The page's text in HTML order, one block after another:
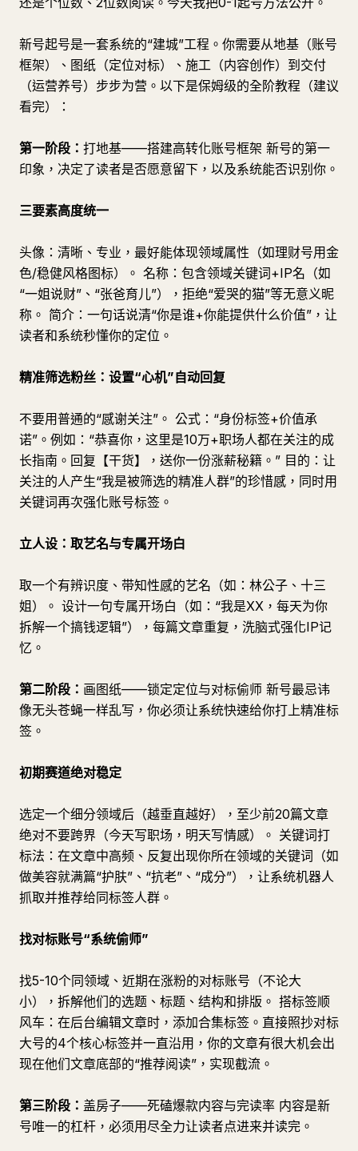
新号起号是一套系统的“建城”工程。你需要从地基（账号
框架）、图纸（定位对标）、施工（内容创作）到交付
（运营养号）步步为营。以下是保姆级的全阶教程（建议
看完）：
第一阶段： 打地基——搭建高转化账号框架 新号的第一
印象，决定了读者是否愿意留下，以及系统能否识别你。
三要素高度统一
头像：清晰、专业，最好能体现领域属性（如理财号用金
色/稳健风格图标）。 名称：包含领域关键词+IP名（如
“一姐说财”、“张爸育儿”），拒绝“爱哭的猫”等无意义昵
称。 简介：一句话说清“你是谁+你能提供什么价值”，让
读者和系统秒懂你的定位。
精准筛选粉丝：设置“心机”自动回复
不要用普通的“感谢关注”。 公式：“身份标签+价值承
诺”。例如：“恭喜你，这里是10万+职场人都在关注的成
长指南。回复【干货】，送你一份涨薪秘籍。” 目的：让
关注的人产生“我是被筛选的精准人群”的珍惜感，同时用
关键词再次强化账号标签。
立人设：取艺名与专属开场白
取一个有辨识度、带知性感的艺名（如：林公子、十三
姐）。 设计一句专属开场白（如：“我是XX，每天为你
拆解一个搞钱逻辑”），每篇文章重复，洗脑式强化IP记
忆。
第二阶段： 画图纸——锁定定位与对标偷师 新号最忌讳
像无头苍蝇一样乱写，你必须让系统快速给你打上精准标
签。
初期赛道绝对稳定
选定一个细分领域后（越垂直越好），至少前20篇文章
绝对不要跨界（今天写职场，明天写情感）。 关键词打
标法：在文章中高频、反复出现你所在领域的关键词（如
做美容就满篇“护肤”、“抗老”、“成分”），让系统机器人
抓取并推荐给同标签人群。
找对标账号“系统偷师”
找5-10个同领域、近期在涨粉的对标账号（不论大
小），拆解他们的选题、标题、结构和排版。 搭标签顺
风车：在后台编辑文章时，添加合集标签。直接照抄对标
大号的4个核心标签并一直沿用，你的文章有很大机会出
现在他们文章底部的“推荐阅读”，实现截流。
第三阶段： 盖房子——死磕爆款内容与完读率 内容是新
号唯一的杠杆，必须用尽全力让读者点进来并读完。